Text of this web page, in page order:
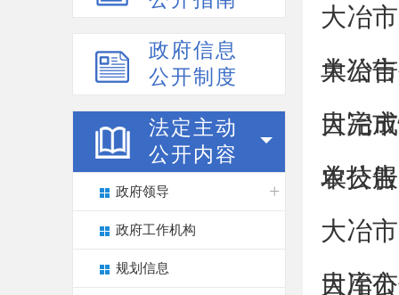
政府信息
公开制度
法定主动
公开内容
政府领导
政府工作机构
规划信息
大冶
单公告
大冶
目完
大冶
单公告
农技
大冶
目库
大冶